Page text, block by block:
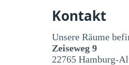
Kontakt
Unsere Räume
Zeiseweg 9
22765 Hamburg-